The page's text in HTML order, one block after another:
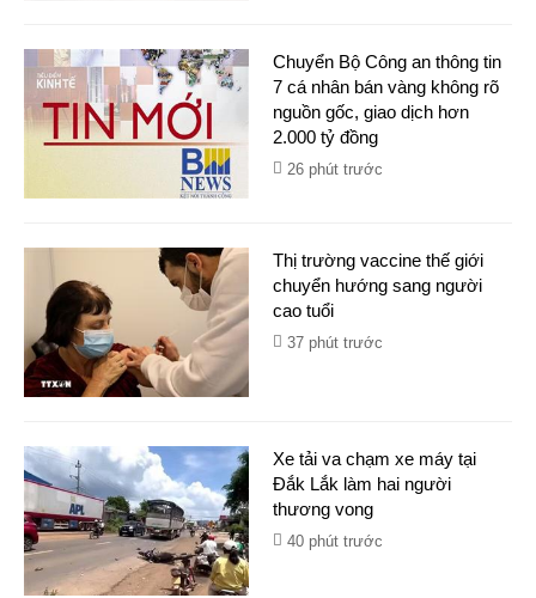
Chuyển Bộ Công an thông tin
7 cá nhân bán vàng không rõ
nguồn gốc, giao dịch hơn
2.000 tỷ đồng
26 phút trước
Thị trường vaccine thế giới
chuyển hướng sang người
cao tuổi
37 phút trước
Xe tải va chạm xe máy tại
Đắk Lắk làm hai người
thương vong
40 phút trước